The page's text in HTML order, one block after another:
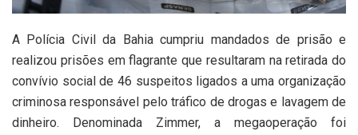
A Polícia Civil da Bahia cumpriu mandados de prisão e
realizou prisões em flagrante que resultaram na retirada do
convívio social de 46 suspeitos ligados a uma organização
criminosa responsável pelo tráfico de drogas e lavagem de
dinheiro. Denominada Zimmer, a megaoperação foi